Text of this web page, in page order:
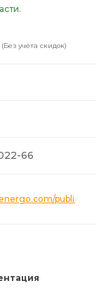
(Без учёта скидок)
66
public/